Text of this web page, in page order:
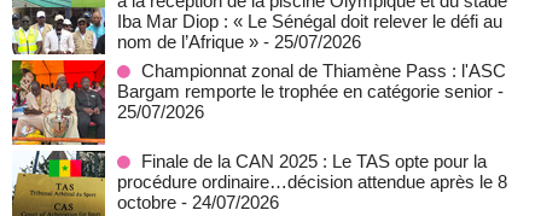
Iba Mar Diop : « Le Sénégal doit relever le défi au
nom de l’Afrique » - 25/07/2026
Championnat zonal de Thiamène Pass : l'ASC
Bargam remporte le trophée en catégorie senior -
25/07/2026
Finale de la CAN 2025 : Le TAS opte pour la
procédure ordinaire…décision attendue après le 8
octobre - 24/07/2026